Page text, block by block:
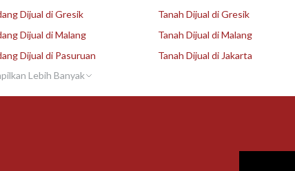
Dijual di Gresik
Dijual di Malang
Dijual di Pasuruan
Lebih Banyak
Tanah Dijual di Gresik
Tanah Dijual di Malang
Tanah Dijual di Jakarta